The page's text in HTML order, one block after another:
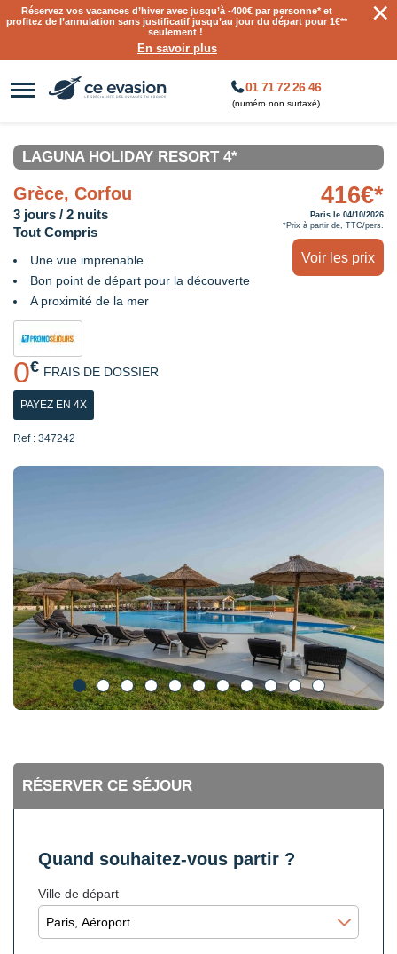
Réservez vos vacances d’hiver avec jusqu’à-400€ par personne* et
profitez de l’annulation sans justificatif jusqu’au jour du départ pour 1€**
seulement !
En savoir plus
×
01 71 72 26 46
(numéro non surtaxé)
LAGUNA HOLIDAY RESORT 4*
Grèce, Corfou
3 jours / 2 nuits
Tout Compris
Une vue imprenable
Bon point de départ pour la découverte
A proximité de la mer
0€ FRAIS DE DOSSIER
PAYEZ EN 4X
Ref : 347242
416€*
Paris le 04/10/2026
*Prix à partir de, TTC/pers.
Voir les prix
RÉSERVER CE SÉJOUR
Quand souhaitez-vous partir ?
Ville de départ